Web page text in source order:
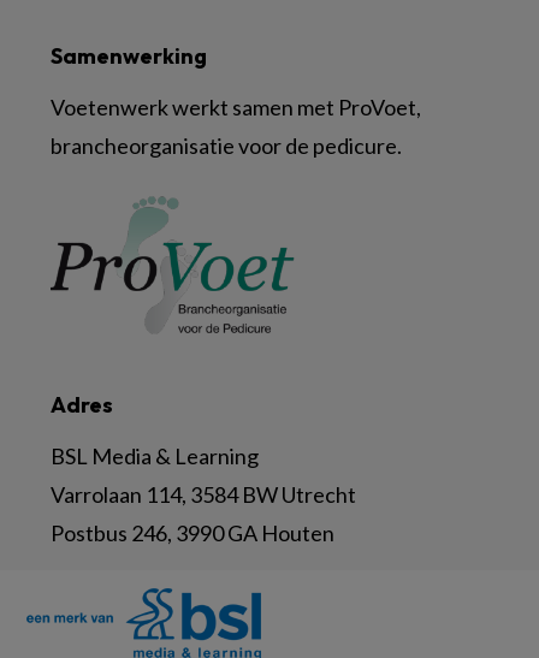
Adres
BSL Media & Learning
Varrolaan 114, 3584 BW Utrecht
Postbus 246, 3990 GA Houten
Samenwerking
Voetenwerk werkt samen met ProVoet,
brancheorganisatie voor de pedicure.